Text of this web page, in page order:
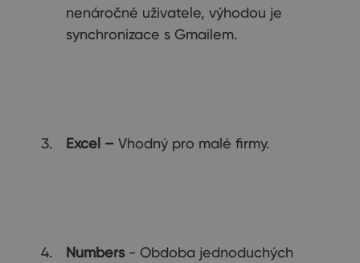
nenáročné uživatele, výhodou je
synchronizace s Gmailem.
Excel – Vhodný pro malé firmy.
Numbers- Obdoba jednoduchých